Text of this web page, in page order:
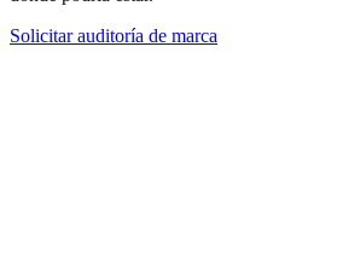
Solicitar auditoría de marca